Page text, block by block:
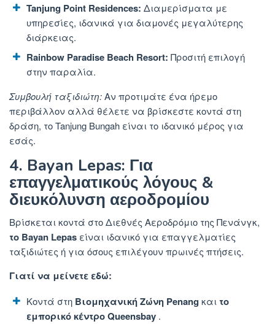
Tanjung Point Residences: Διαμερίσματα με
υπηρεσίες, ιδανικά για διαμονές μεγαλύτερης
διάρκειας.
Rainbow Paradise Beach Resort: Προσιτή επιλογή
στην παραλία.
Συμβουλή ταξιδιώτη:Αν προτιμάτε ένα ήρεμο
περιβάλλον αλλά θέλετε να βρίσκεστε κοντά στη
δράση, το Tanjung Bungah είναι το ιδανικό μέρος για
εσάς.
4. Bayan Lepas: Για
επαγγελματικούς λόγους &
διευκόλυνση αεροδρομίου
Βρίσκεται κοντά στο Διεθνές Αεροδρόμιο της Πενάνγκ,
το Bayan Lepas είναι ιδανικό για επαγγελματίες
ταξιδιώτες ή για όσους επιλέγουν πρωινές πτήσεις.
Γιατί να μείνετε εδώ:
Κοντά στη Βιομηχανική Ζώνη Penang και το
εμπορικό κέντρο Queensbay .